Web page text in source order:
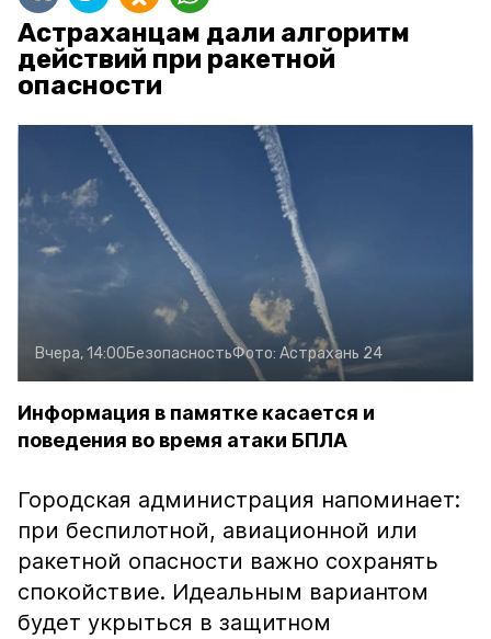
Астраханцам дали алгоритм
действий при ракетной
опасности
Вчера, 14:00БезопасностьФото: Астрахань 24
Информация в памятке касается и
поведения во время атаки БПЛА
Городская администрация напоминает:
при беспилотной, авиационной или
ракетной опасности важно сохранять
спокойствие. Идеальным вариантом
будет укрыться в защитном